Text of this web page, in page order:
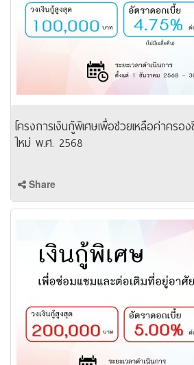
โครงการเงินกู้พิเศษเพื่อช่วยเหลือค่าครอ
ใหม่ พ.ศ. 2568
Share